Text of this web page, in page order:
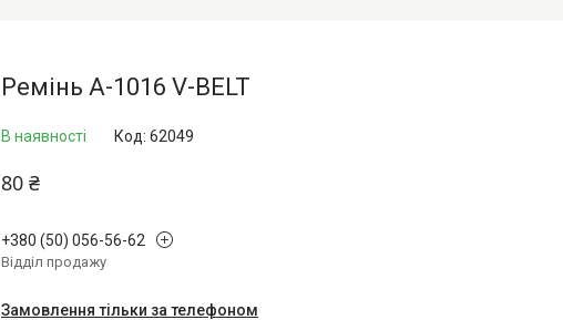
Ремінь А-1016 V-BELT
В наявності Код: 62049
80 ₴
+380 (50) 056-56-62
Відділ продажу
Замовлення тільки за телефоном